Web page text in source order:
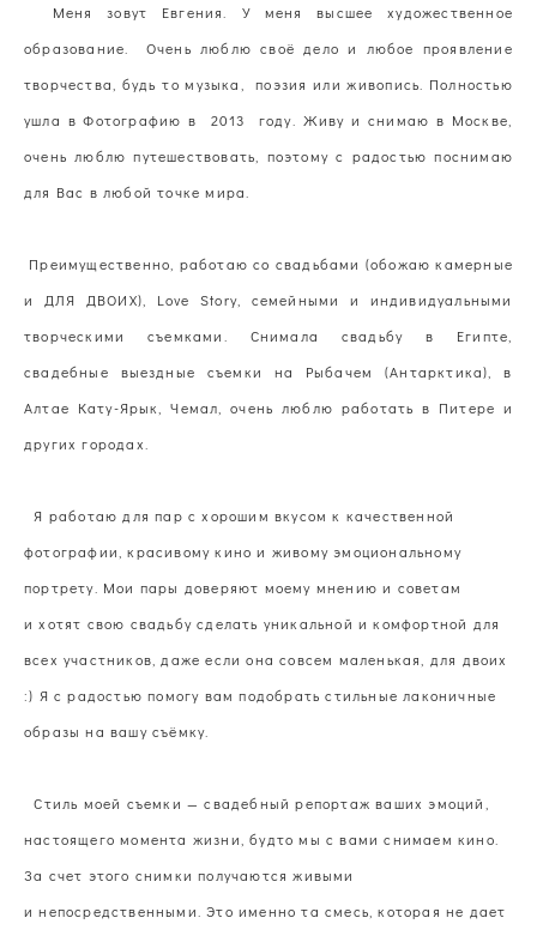
Меня зовут Евгения. У меня высшее художественное
образование. Очень люблю своё дело и любое проявление
творчества, будь то музыка, поэзия или живопись. Полностью
ушла в Фотографию в 2013 году. Живу и снимаю в Москве,
очень люблю путешествовать, поэтому с радостью поснимаю
для Вас в любой точке мира.
Преимущественно, работаю со свадьбами (обожаю камерные
и ДЛЯ ДВОИХ), Love Story, семейными и индивидуальными
творческими съемками. Снимала свадьбу в Египте,
свадебные выездные съемки на Рыбачем (Антарктика), в
Алтае Кату-Ярык, Чемал, очень люблю работать в Питере и
других городах.
Я работаю для пар с хорошим вкусом к качественной
фотографии, красивому кино и живому эмоциональному
портрету. Мои пары доверяют моему мнению и советам
и хотят свою свадьбу сделать уникальной и комфортной для
всех участников, даже если она совсем маленькая, для двоих
:) Я с радостью помогу вам подобрать стильные лаконичные
образы на вашу съёмку.
Стиль моей съемки — свадебный репортаж ваших эмоций,
настоящего момента жизни, будто мы с вами снимаем кино.
За счет этого снимки получаются живыми
и непосредственными. Это именно та смесь, которая не дает